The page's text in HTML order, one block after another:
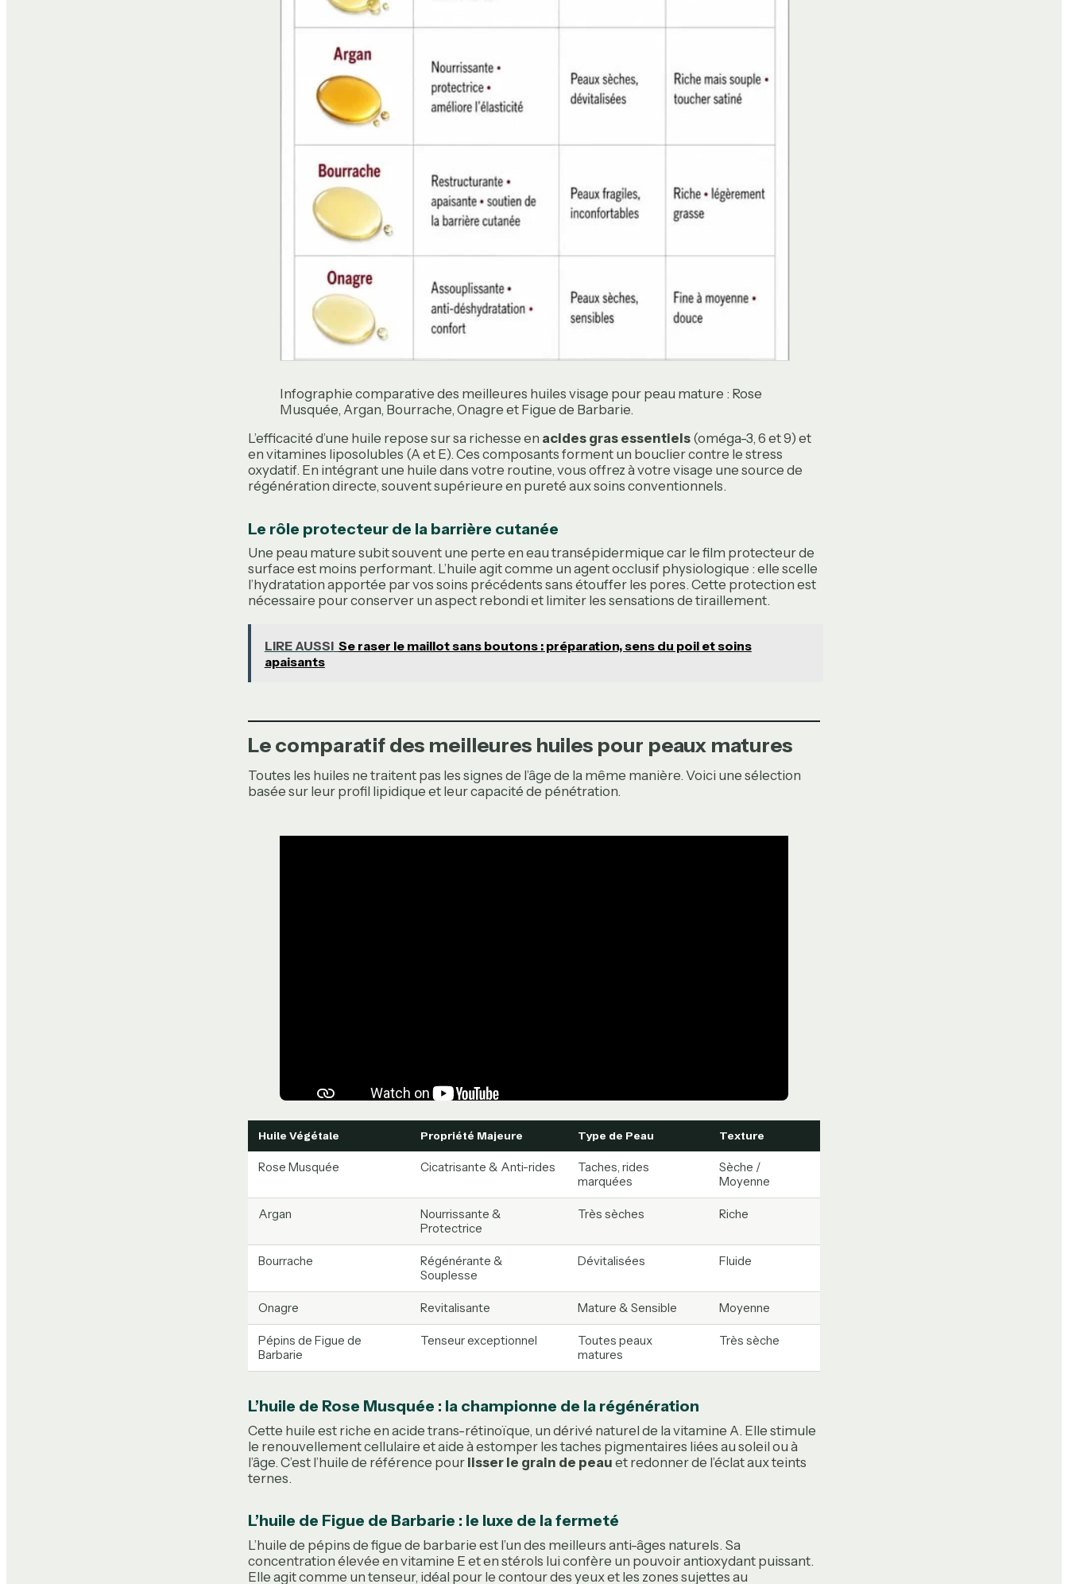
Infographie comparative des meilleures huiles visage pour peau mature : Rose
Musquée, Argan, Bourrache, Onagre et Figue de Barbarie.
L’efficacité d’une huile repose sur sa richesse en acides gras essentiels (oméga-3, 6 et 9) et
en vitamines liposolubles (A et E). Ces composants forment un bouclier contre le stress
oxydatif. En intégrant une huile dans votre routine, vous offrez à votre visage une source de
régénération directe, souvent supérieure en pureté aux soins conventionnels.
Le rôle protecteur de la barrière cutanée
Une peau mature subit souvent une perte en eau transépidermique car le film protecteur de
surface est moins performant. L’huile agit comme un agent occlusif physiologique : elle scelle
l’hydratation apportée par vos soins précédents sans étouffer les pores. Cette protection est
nécessaire pour conserver un aspect rebondi et limiter les sensations de tiraillement.
LIRE AUSSI Se raser le maillot sans boutons : préparation, sens du poil et soins
apaisants
Le comparatif des meilleures huiles pour peaux matures
Toutes les huiles ne traitent pas les signes de l’âge de la même manière. Voici une sélection
basée sur leur profil lipidique et leur capacité de pénétration.
Huile Végétale Propriété Majeure Type de Peau Texture
Rose Musquée Cicatrisante & Anti-rides
Taches, rides
marquées
Sèche /
Moyenne
Argan
Nourrissante &
Protectrice
Très sèches Riche
Bourrache
Régénérante &
Souplesse
Dévitalisées Fluide
Onagre Revitalisante Mature & Sensible Moyenne
Pépins de Figue de
Barbarie
Tenseur exceptionnel
Toutes peaux
matures
Très sèche
L’huile de Rose Musquée : la championne de la régénération
Cette huile est riche en acide trans-rétinoïque, un dérivé naturel de la vitamine A. Elle stimule
le renouvellement cellulaire et aide à estomper les taches pigmentaires liées au soleil ou à
l’âge. C’est l’huile de référence pour lisser le grain de peau et redonner de l’éclat aux teints
ternes.
L’huile de Figue de Barbarie : le luxe de la fermeté
L’huile de pépins de figue de barbarie est l’un des meilleurs anti-âges naturels. Sa
concentration élevée en vitamine E et en stérols lui confère un pouvoir antioxydant puissant.
Elle agit comme un tenseur, idéal pour le contour des yeux et les zones sujettes au